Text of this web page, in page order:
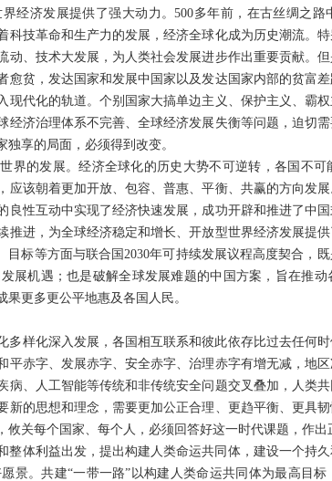
经济发展提供了强大动力。500多年前，在古丝绸之
技革命和生产力的发展，经济全球化成为历史潮流。
、技术大发展，为人类社会发展进步作出重要贡献。
愈贫，发达国家和发展中国家以及发达国家内部的贫富
代化的轨道。个别国家大搞单边主义、保护主义、霸
济治理体系不完善、全球经济发展失衡等问题，迫切
享的局面，必须得到改变。
界的发展。经济全球化的历史大势不可逆转，各国不
应该朝着更加开放、包容、普惠、平衡、共赢的方向发
性互动中实现了经济快速发展，成功开辟和推进了中
进，为全球经济稳定和增长、开放型世界经济发展提
目标等方面与联合国2030年可持续发展议程高度契合，
展机遇；也是破解全球发展难题的中国方案，旨在推
更多更公平地惠及各国人民。
多样化深入发展，各国相互联系和彼此依存比过去任何
平赤字、发展赤字、安全赤字、治理赤字有增无减，地
病、人工智能等传统和非传统安全问题交叉叠加，人类
新的思想和理念，需要更加公正合理、更趋平衡、更具
关每个国家、每个人，必须回答好这一时代课题，作出
整体利益出发，提出构建人类命运共同体，建设一个持
景。共建“一带一路”以构建人类命运共同体为最高目